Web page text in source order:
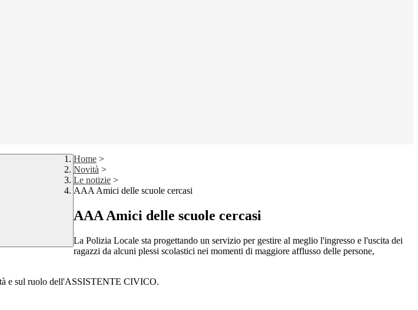
Home >
Novità >
Le notizie >
AAA Amici delle scuole cercasi
AAA Amici delle scuole cercasi
La Polizia Locale sta progettando un servizio per gestire al meglio l'ingresso e l'uscita dei
ragazzi da alcuni plessi scolastici nei momenti di maggiore afflusso delle persone,
e sul ruolo dell'ASSISTENTE CIVICO.